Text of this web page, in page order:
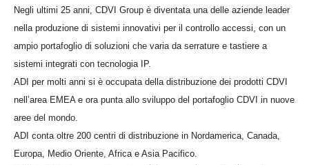
Negli ultimi 25 anni, CDVI Group è diventata una delle aziende leader
nella produzione di sistemi innovativi per il controllo accessi, con un
ampio portafoglio di soluzioni che varia da serrature e tastiere a
sistemi integrati con tecnologia IP.
ADI per molti anni si è occupata della distribuzione dei prodotti CDVI
nell’area EMEA e ora punta allo sviluppo del portafoglio CDVI in nuove
aree del mondo.
ADI conta oltre 200 centri di distribuzione in Nordamerica, Canada,
Europa, Medio Oriente, Africa e Asia Pacifico.